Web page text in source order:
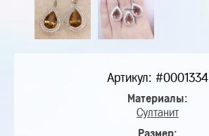
Артикул: #0001334
Материалы:
Султанит
Размер: